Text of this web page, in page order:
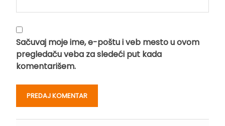
Sačuvaj moje ime, e-poštu i veb mesto u ovom
pregledaču veba za sledeći put kada
komentarišem.